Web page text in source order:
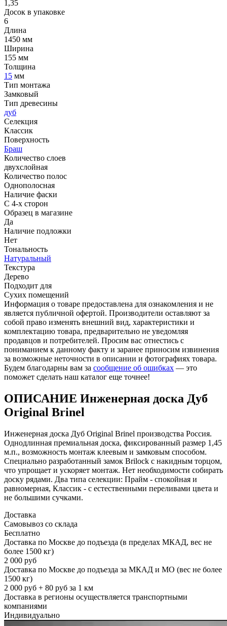
1,35
Досок в упаковке
6
Длина
1450 мм
Ширина
155 мм
Толщина
15 мм
Тип монтажа
Замковый
Тип древесины
дуб
Селекция
Классик
Поверхность
Браш
Количество слоев
двухслойная
Количество полос
Однополосная
Наличие фаски
С 4-х сторон
Образец в магазине
Да
Наличие подложки
Нет
Тональность
Натуральный
Текстура
Дерево
Подходит для
Сухих помещений
Информация о товаре предоставлена для ознакомления и не
является публичной офертой. Производители оставляют за
собой право изменять внешний вид, характеристики и
комплектацию товара, предварительно не уведомляя
продавцов и потребителей. Просим вас отнестись с
пониманием к данному факту и заранее приносим извинения
за возможные неточности в описании и фотографиях товара.
Будем благодарны вам за сообщение об ошибках — это
поможет сделать наш каталог еще точнее!
ОПИСАНИЕ Инженерная доска Дуб
Original Brinel
Инженерная доска Дуб Original Brinel производства Россия.
Однодлинная премиальная доска, фиксированный размер 1,45
м.п., возможность монтаж клеевым и замковым способом.
Специально разработанный замок Brilock с накидным торцом,
что упрощает и ускоряет монтаж. Нет необходимости собирать
доску рядами. Два типа селекции: Прайм - спокойная и
равномерная, Классик - с естественными переливами цвета и
не большими сучками.
Доставка
Самовывоз со склада
Бесплатно
Доставка по Москве до подъезда (в пределах МКАД, вес не
более 1500 кг)
2 000 руб
Доставка по Москве до подъезда за МКАД и МО (вес не более
1500 кг)
2 000 руб + 80 руб за 1 км
Доставка в регионы осуществляется транспортными
компаниями
Индивидуально